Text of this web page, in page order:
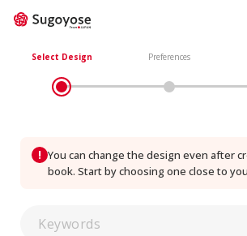
Select Design Preferences
! You can change the design even after
book. Start by choosing one close to